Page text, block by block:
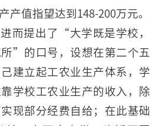
产值指望达到148-200万元。
而提出了“大学既是学校，
”的口号，设想在第二个五
建立起工农业生产体系，学
学校工农业生产的收入，除
现部分经费自给；在此基础